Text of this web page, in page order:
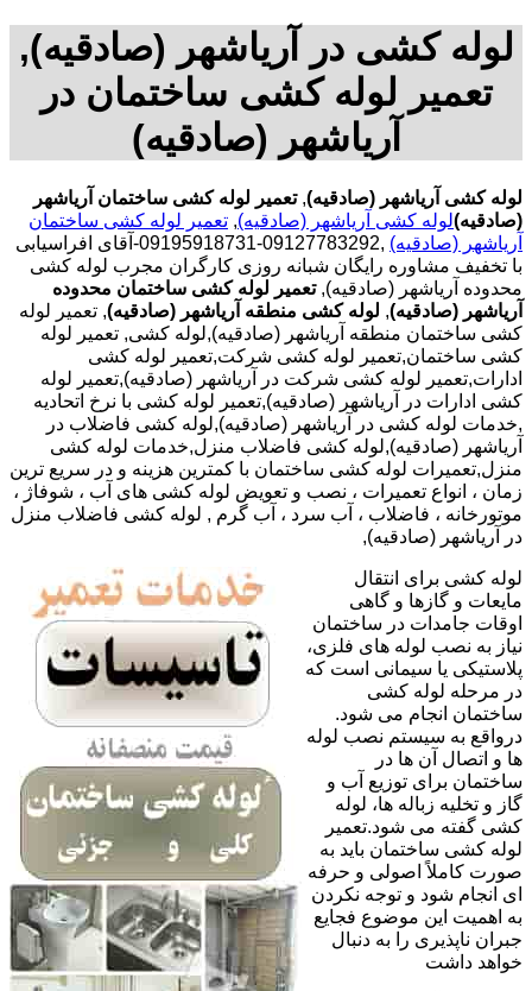
لوله کشی در آریاشهر (صادقیه),
تعمیر لوله کشی ساختمان در
آریاشهر (صادقیه)
لوله کشی آریاشهر (صادقیه),تعمیر لوله کشی ساختمان آریاشهر
(صادقیه)لوله کشی آریاشهر (صادقیه), تعمیر لوله کشی ساختمان
آریاشهر (صادقیه)
,09127783292-09195918731-آقای افراسیابی
با تخفیف مشاوره رایگان شبانه روزی کارگران مجرب لوله کشی
محدوده آریاشهر (صادقیه),تعمیر لوله کشی ساختمان محدوده
آریاشهر (صادقیه), لوله کشی منطقه آریاشهر (صادقیه), تعمیر لوله
کشی ساختمان منطقه آریاشهر (صادقیه),لوله کشی, تعمیر لوله
کشی ساختمان,تعمیر لوله کشی شرکت,تعمیر لوله کشی
ادارات,تعمیر لوله کشی شرکت در آریاشهر (صادقیه),تعمیر لوله
کشی ادارات در آریاشهر (صادقیه),تعمیر لوله کشی با نرخ اتحادیه
,خدمات لوله کشی در آریاشهر (صادقیه),لوله کشی فاضلاب در
آریاشهر (صادقیه),لوله کشی فاضلاب منزل,خدمات لوله کشی
منزل,تعمیرات لوله کشی ساختمان با کمترین هزینه و در سریع ترین
زمان ، انواع تعمیرات ، نصب و تعویض لوله کشی های آب ، شوفاژ ،
موتورخانه ، فاضلاب ، آب سرد ، آب گرم , لوله کشی فاضلاب منزل
در آریاشهر (صادقیه),
لوله کشی برای انتقال
مایعات و گازها و گاهی
اوقات جامدات در ساختمان
نیاز به نصب لوله های فلزی،
پلاستیکی یا سیمانی است که
در مرحله لوله کشی
ساختمان انجام می شود.
درواقع به سیستم نصب لوله
ها و اتصال آن ها در
ساختمان برای توزیع آب و
گاز و تخلیه زباله ها، لوله
کشی گفته می شود.تعمیر
لوله کشی ساختمان باید به
صورت کاملاً اصولی و حرفه
ای انجام شود و توجه نکردن
به اهمیت این موضوع فجایع
جبران ناپذیری را به دنبال
خواهد داشت